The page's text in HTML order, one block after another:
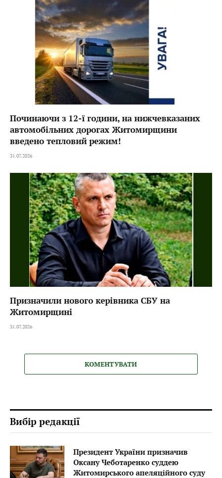
Починаючи з 12-ї години, на нижчевказаних
автомобільних дорогах Житомирщини
введено тепловий режим!
31.07.2026
Призначили нового керівника СБУ на
Житомирщині
31.07.2026
КОМЕНТУВАТИ
Вибір редакції
Президент України призначив
Оксану Чеботаренко суддею
Житомирського апеляційного суду